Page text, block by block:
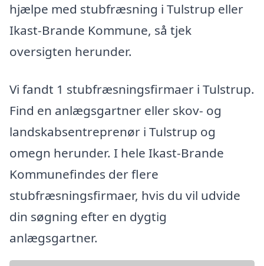
hjælpe med stubfræsning i Tulstrup eller
Ikast-Brande Kommune, så tjek
oversigten herunder.
Vi fandt 1 stubfræsningsfirmaer i Tulstrup.
Find en anlægsgartner eller skov- og
landskabsentreprenør i Tulstrup og
omegn herunder. I hele Ikast-Brande
Kommunefindes der flere
stubfræsningsfirmaer, hvis du vil udvide
din søgning efter en dygtig
anlægsgartner.